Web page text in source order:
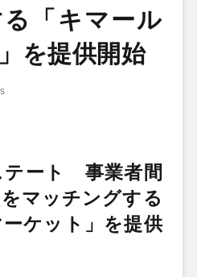
「キマール
を提供開始
テート 事業者間
マッチングする
ーケット」を提供